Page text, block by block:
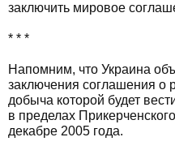
заключить мировое
* * *
Напомним, что Украина
заключения соглашения о
добыча которой будет
в пределах
декабре 2005 года.